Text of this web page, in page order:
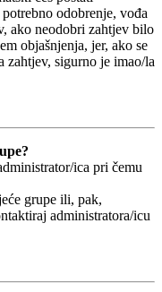
odobrenje, vođa
ako neodobri zahtjev bilo
objašnjenja, jer, ako se
zahtjev, sigurno je imao/la
ica pri čemu
grupe ili, pak,
administratora/icu